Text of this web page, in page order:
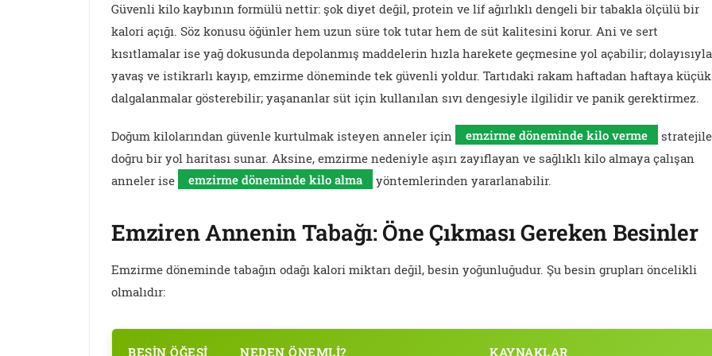
Güvenli kilo kaybının formülü nettir: şok diyet değil, protein ve lif ağırlıklı dengeli bir tabakla ölçülü bir
kalori açığı. Söz konusu öğünler hem uzun süre tok tutar hem de süt kalitesini korur. Ani ve sert
kısıtlamalar ise yağ dokusunda depolanmış maddelerin hızla harekete geçmesine yol açabilir; dolayısıyla
yavaş ve istikrarlı kayıp, emzirme döneminde tek güvenli yoldur. Tartıdaki rakam haftadan haftaya küçük
dalgalanmalar gösterebilir; yaşananlar süt için kullanılan sıvı dengesiyle ilgilidir ve panik gerektirmez.
Doğum kilolarından güvenle kurtulmak isteyen anneler için emzirme döneminde kilo verme
doğru bir yol haritası sunar. Aksine, emzirme nedeniyle aşırı zayıflayan ve sağlıklı kilo almaya çalışan
anneler ise
emzirme döneminde kilo alma yöntemlerinden yararlanabilir.
Emziren Annenin Tabağı: Öne Çıkması Gereken Besinler
Emzirme döneminde tabağın odağı kalori miktarı değil, besin yoğunluğudur. Şu besin grupları öncelikli
olmalıdır:
BESIN ÖĞESI NEDEN ÖNEMLI? KAYNAKLAR